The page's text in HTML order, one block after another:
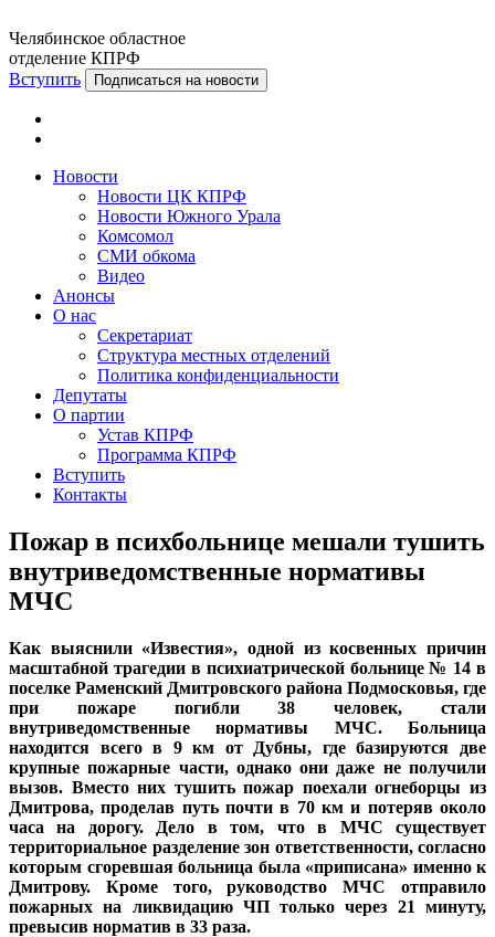
Челябинское областное
отделение КПРФ
Вступить
Подписаться на новости
Новости
Новости ЦК КПРФ
Новости Южного Урала
Комсомол
СМИ обкома
Видео
Анонсы
О нас
Секретариат
Структура местных отделений
Политика конфиденциальности
Депутаты
О партии
Устав КПРФ
Программа КПРФ
Вступить
Контакты
Пожар в психбольнице мешали тушить
внутриведомственные нормативы
МЧС
Как выяснили «Известия», одной из косвенных причин
масштабной трагедии в психиатрической больнице № 14 в
поселке Раменский Дмитровского района Подмосковья, где
при пожаре погибли 38 человек, стали
внутриведомственные нормативы МЧС. Больница
находится всего в 9 км от Дубны, где базируются две
крупные пожарные части, однако они даже не получили
вызов. Вместо них тушить пожар поехали огнеборцы из
Дмитрова, проделав путь почти в 70 км и потеряв около
часа на дорогу. Дело в том, что в МЧС существует
территориальное разделение зон ответственности, согласно
которым сгоревшая больница была «приписана» именно к
Дмитрову. Кроме того, руководство МЧС отправило
пожарных на ликвидацию ЧП только через 21 минуту,
превысив норматив в 33 раза.